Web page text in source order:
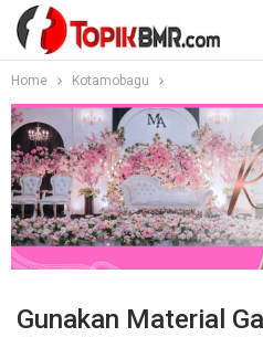
Home Kotamobagu
Gunakan Material